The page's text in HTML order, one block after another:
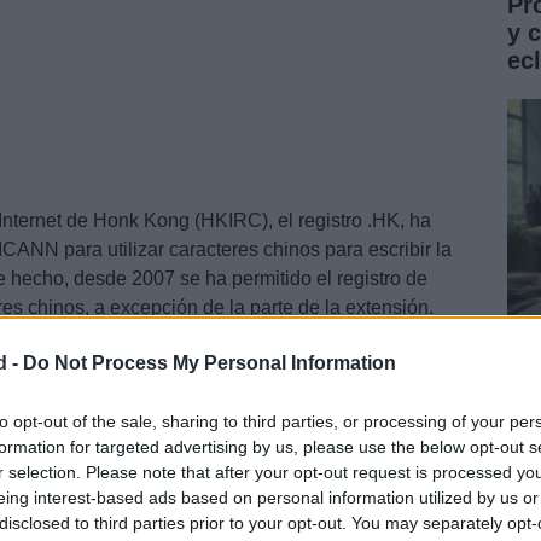
- Do Not Process My Personal Information
opt-out of the sale, sharing to third parties, or processing of your
for targeted advertising by us, please use the below opt-out
selection. Please note that after your opt-out request is processed
interest-based ads based on personal information utilized by us
to third parties prior to your opt-out. You may separately
de Honk Kong (HKIRC), el registro .HK, ha
para utilizar caracteres chinos para escribir la
hecho, desde 2007 se ha permitido el registro de
chinos, a excepción de la parte de la extensión.
y